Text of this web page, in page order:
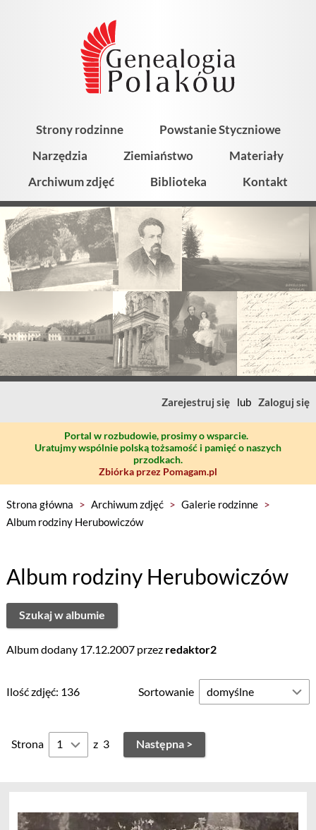
Strony rodzinne
Powstanie Styczniowe
Narzędzia
Ziemiaństwo
Materiały
Archiwum zdjęć
Biblioteka Kontakt
Zarejestruj się lub Zaloguj się
Portal w rozbudowie, prosimy o wsparcie.
Uratujmy wspólnie polską tożsamość i pamięć o naszych
przodkach.
Zbiórka przez Pomagam.pl
Strona główna > Archiwum zdjęć > Galerie rodzinne >
Album rodziny Herubowiczów
Album rodziny Herubowiczów
Szukaj w albumie
Album dodany 17.12.2007 przez redaktor2
Ilość zdjęć: 136 Sortowanie
Strona z 3 Następna >